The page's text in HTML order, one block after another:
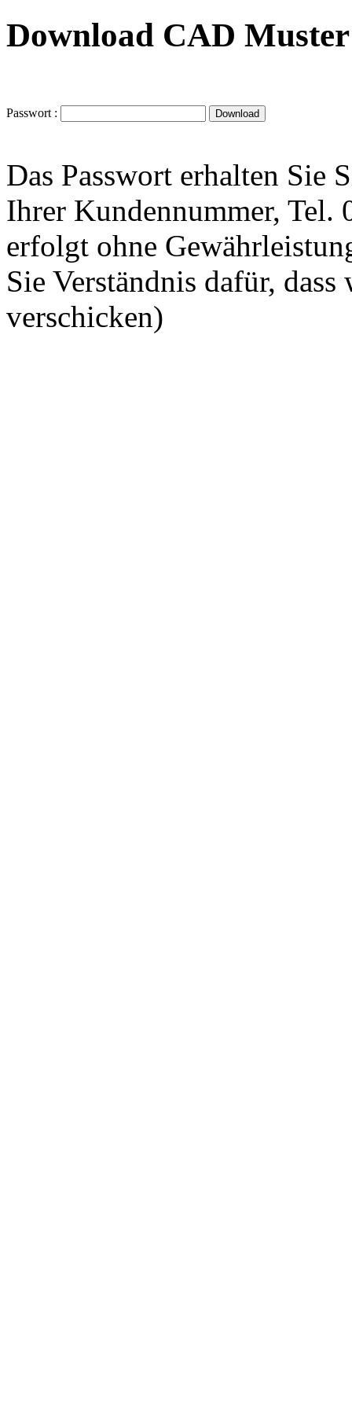
Download CAD
Passwort :
Das Passwort erhalten Sie
Ihrer Kundennummer, Tel.
erfolgt ohne
Sie Verständnis dafür,
verschicken)